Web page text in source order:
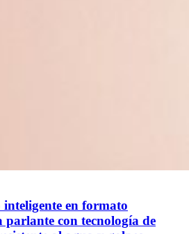
en formato
parlante con tecnología de